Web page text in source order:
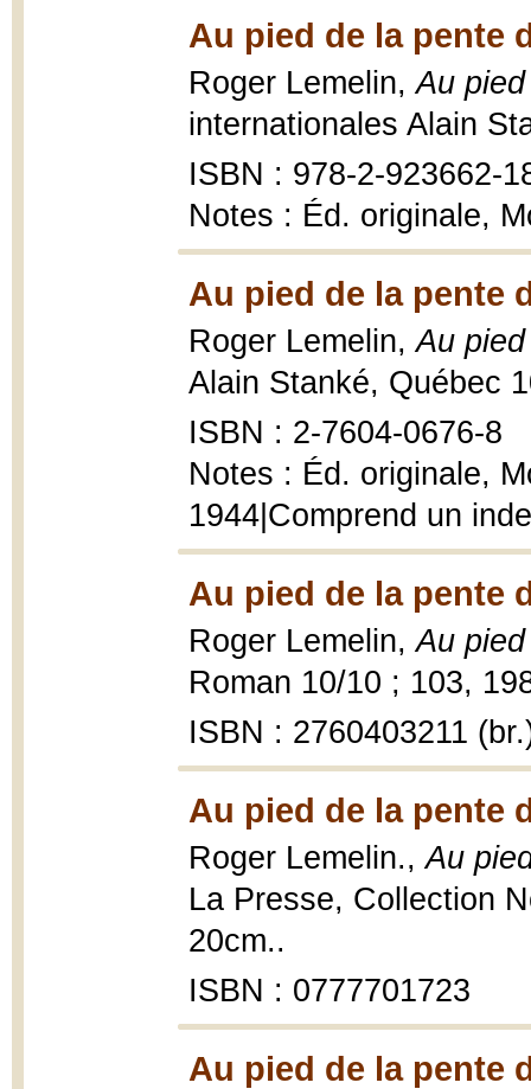
Au pied de la pente
Roger Lemelin,Au
internationales Alain
ISBN : 978-2-923662-
Notes : Éd. originale,
Au pied de la pente
Roger Lemelin,Au
Alain Stanké, Québec
ISBN : 2-7604-0676-8
Notes : Éd. originale,
1944|Comprend un
Au pied de la pente
Roger Lemelin,Au
Roman 10/10 ; 103,
ISBN : 2760403211
Au pied de la pente
Roger Lemelin.,Au
La Presse, Collection
20cm..
ISBN : 0777701723
Au pied de la pente